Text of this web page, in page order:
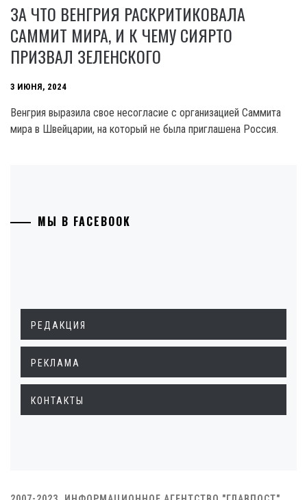
ЗА ЧТО ВЕНГРИЯ РАСКРИТИКОВАЛА
САММИТ МИРА, И К ЧЕМУ СИЯРТО
ПРИЗВАЛ ЗЕЛЕНСКОГО
3 ИЮНЯ, 2024
Венгрия выразила свое несогласие с организацией Саммита
мира в Швейцарии, на который не была приглашена Россия.
МЫ В FACEBOOK
РЕДАКЦИЯ
РЕКЛАМА
КОНТАКТЫ